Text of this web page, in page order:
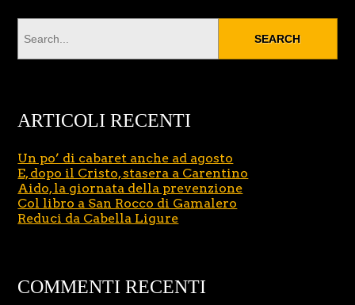
ARTICOLI RECENTI
Un po’ di cabaret anche ad agosto
E, dopo il Cristo, stasera a Carentino
Aido, la giornata della prevenzione
Col libro a San Rocco di Gamalero
Reduci da Cabella Ligure
COMMENTI RECENTI